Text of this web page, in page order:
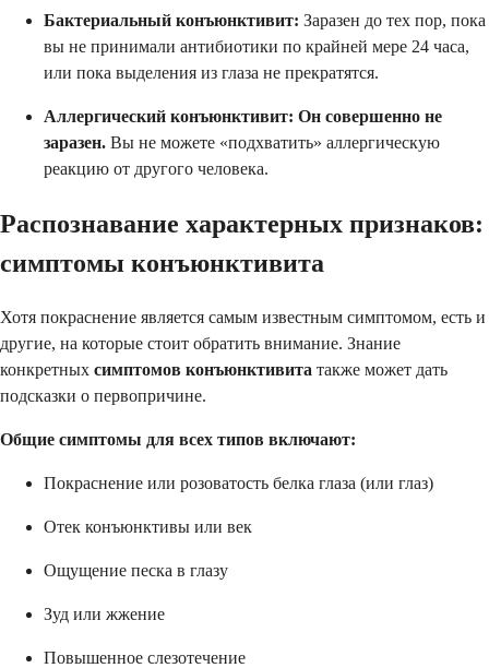
Бактериальный конъюнктивит: Заразен до тех пор, пока
вы не принимали антибиотики по крайней мере 24 часа,
или пока выделения из глаза не прекратятся.
Аллергический конъюнктивит: Он совершенно не
заразен. Вы не можете «подхватить» аллергическую
реакцию от другого человека.
Распознавание характерных признаков:
симптомы конъюнктивита
Хотя покраснение является самым известным симптомом, есть и
другие, на которые стоит обратить внимание. Знание
конкретных симптомов конъюнктивита также может дать
подсказки о первопричине.
Общие симптомы для всех типов включают:
Покраснение или розоватость белка глаза (или глаз)
Отек конъюнктивы или век
Ощущение песка в глазу
Зуд или жжение
Повышенное слезотечение